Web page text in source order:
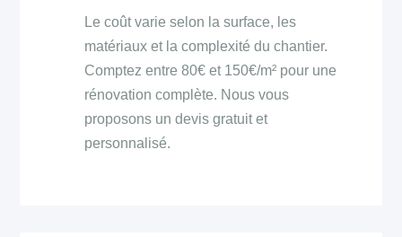
Le coût varie selon la surface, les
matériaux et la complexité du chantier.
Comptez entre 80€ et 150€/m² pour une
rénovation complète. Nous vous
proposons un devis gratuit et
personnalisé.